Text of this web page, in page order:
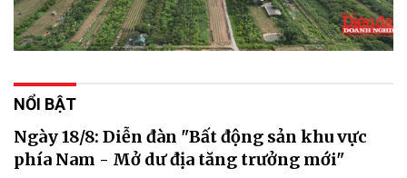
NỔI BẬT
Ngày 18/8: Diễn đàn "Bất động sản khu vực
phía Nam - Mở dư địa tăng trưởng mới"